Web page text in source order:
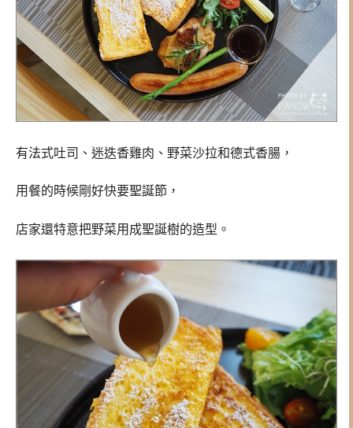
有法式吐司、迷迭香雞肉、野菜沙拉和德式香腸，
用餐的時候剛好快要聖誕節，
店家還特意把野菜用成聖誕樹的造型。